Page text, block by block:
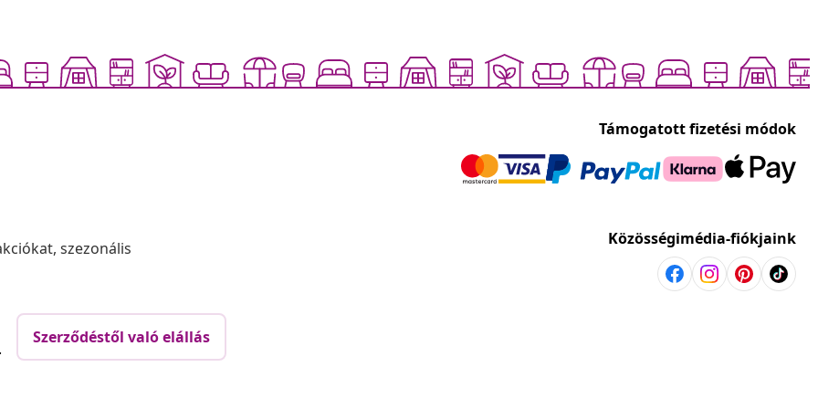
Támogatott fizetési módok
szezonális
Közösségimédia-fiókjaink
Szerződéstől való elállás